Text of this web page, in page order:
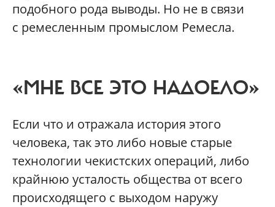
подобного рода выводы. Но не в связи
с ремесленным промыслом Ремесла.
«МНЕ ВСЕ ЭТО НАДОЕЛО»
Если что и отражала история этого
человека, так это либо новые старые
технологии чекистских операций, либо
крайнюю усталость общества от всего
происходящего с выходом наружу